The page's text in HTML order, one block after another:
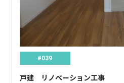
#039
戸建 リノベーション工事